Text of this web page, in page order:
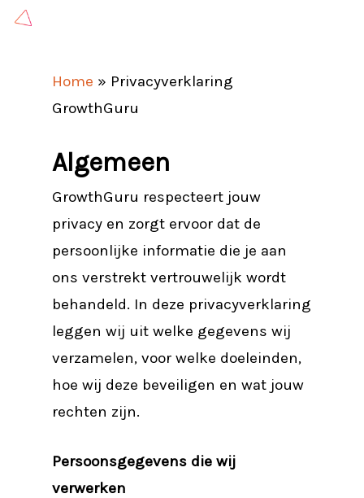
Skip
Home » Privacyverklaring
GrowthGuru
Algemeen
GrowthGuru respecteert jouw
privacy en zorgt ervoor dat de
persoonlijke informatie die je aan
ons verstrekt vertrouwelijk wordt
behandeld. In deze privacyverklaring
leggen wij uit welke gegevens wij
verzamelen, voor welke doeleinden,
hoe wij deze beveiligen en wat jouw
rechten zijn.
Persoonsgegevens die wij
verwerken